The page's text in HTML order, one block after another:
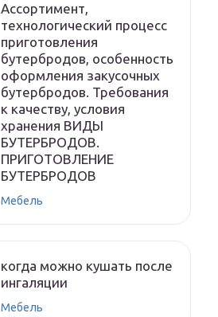
Ассортимент,
технологический процесс
приготовления
бутербродов, особенность
оформления закусочных
бутербродов. Требования
к качеству, условия
хранения ВИДЫ
БУТЕРБРОДОВ.
ПРИГОТОВЛЕНИЕ
БУТЕРБРОДОВ
Мебель
когда можно кушать после
ингаляции
Мебель